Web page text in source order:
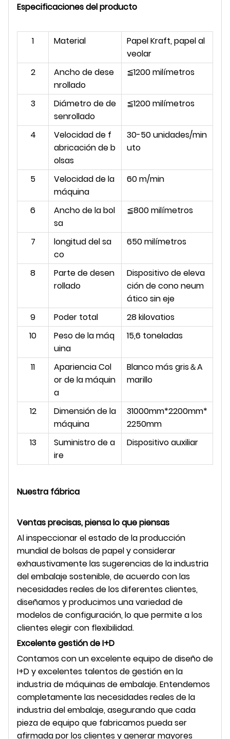
Especificaciones del producto
1 Material
Papel Kraft, papel al
veolar
2
Ancho de dese
nrollado
≦1200 milímetros
3
Diámetro de de
senrollado
≦1200 milímetros
4
Velocidad de f
abricación de b
olsas
30-50 unidades/min
uto
5
Velocidad de la
máquina
60 m/min
6
Ancho de la bol
sa
≦800 milímetros
7
longitud del sa
co
650 milímetros
8
Parte de desen
rollado
Dispositivo de eleva
ción de cono neum
ático sin eje
9
Poder total
28 kilovatios
10
Peso de la máq
uina
15,6 toneladas
11
Apariencia Col
or de la máquin
a
Blanco más gris＆A
marillo
12
Dimensión de la
máquina
31000mm*2200mm*
2250mm
13
Suministro de a
ire
Dispositivo auxiliar
Nuestra fábrica
Ventas precisas, piensa lo que piensas
Al inspeccionar el estado de la producción
mundial de bolsas de papel y considerar
exhaustivamente las sugerencias de la industria
del embalaje sostenible, de acuerdo con las
necesidades reales de los diferentes clientes,
diseñamos y producimos una variedad de
modelos de configuración, lo que permite a los
clientes elegir con flexibilidad.
Excelente gestión de I+D
Contamos con un excelente equipo de diseño de
I+D y excelentes talentos de gestión en la
industria de máquinas de embalaje. Entendemos
completamente las necesidades reales de la
industria del embalaje, asegurando que cada
pieza de equipo que fabricamos pueda ser
afirmada por los clientes y generar mayores